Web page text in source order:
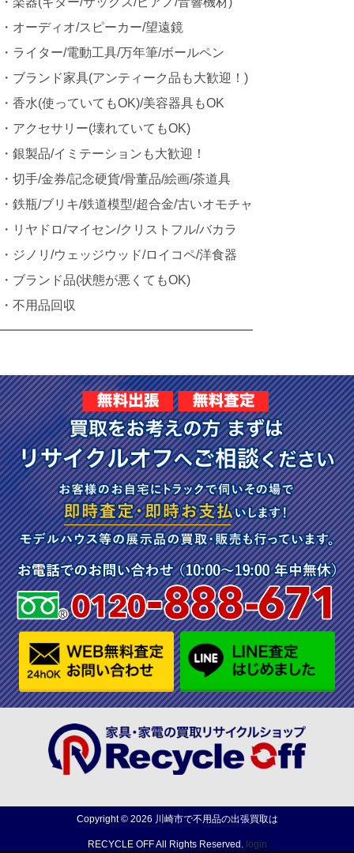
・オーディオ/スピーカー/望遠鏡
・ライター/電動工具/万年筆/ボールペン
・ブランド家具(アンティーク品も大歓迎！)
・香水(使っていてもOK)/美容器具もOK
・アクセサリー(壊れていてもOK)
・銀製品/イミテーションも大歓迎！
・切手/金券/記念硬貨/骨董品/絵画/茶道具
・鉄瓶/ブリキ/鉄道模型/超合金/古いオモチャ
・リヤドロ/マイセン/クリストフル/バカラ
・ジノリ/ウェッジウッド/ロイコペ/洋食器
・ブランド品(状態が悪くてもOK)
・不用品回収
━━━━━━━━━━━━━━━━━━━━
Copyright © 2026 川崎市で不用品の出張買取は
RECYCLE OFFAll Rights Reserved. login